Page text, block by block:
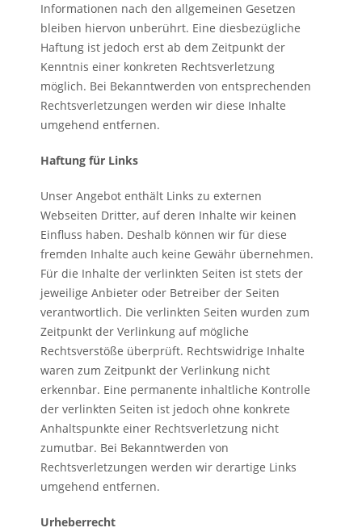
Informationen nach den allgemeinen Gesetzen
bleiben hiervon unberührt. Eine diesbezügliche
Haftung ist jedoch erst ab dem Zeitpunkt der
Kenntnis einer konkreten Rechtsverletzung
möglich. Bei Bekanntwerden von entsprechenden
Rechtsverletzungen werden wir diese Inhalte
umgehend entfernen.
Haftung für Links
Unser Angebot enthält Links zu externen
Webseiten Dritter, auf deren Inhalte wir keinen
Einfluss haben. Deshalb können wir für diese
fremden Inhalte auch keine Gewähr übernehmen.
Für die Inhalte der verlinkten Seiten ist stets der
jeweilige Anbieter oder Betreiber der Seiten
verantwortlich. Die verlinkten Seiten wurden zum
Zeitpunkt der Verlinkung auf mögliche
Rechtsverstöße überprüft. Rechtswidrige Inhalte
waren zum Zeitpunkt der Verlinkung nicht
erkennbar. Eine permanente inhaltliche Kontrolle
der verlinkten Seiten ist jedoch ohne konkrete
Anhaltspunkte einer Rechtsverletzung nicht
zumutbar. Bei Bekanntwerden von
Rechtsverletzungen werden wir derartige Links
umgehend entfernen.
Urheberrecht